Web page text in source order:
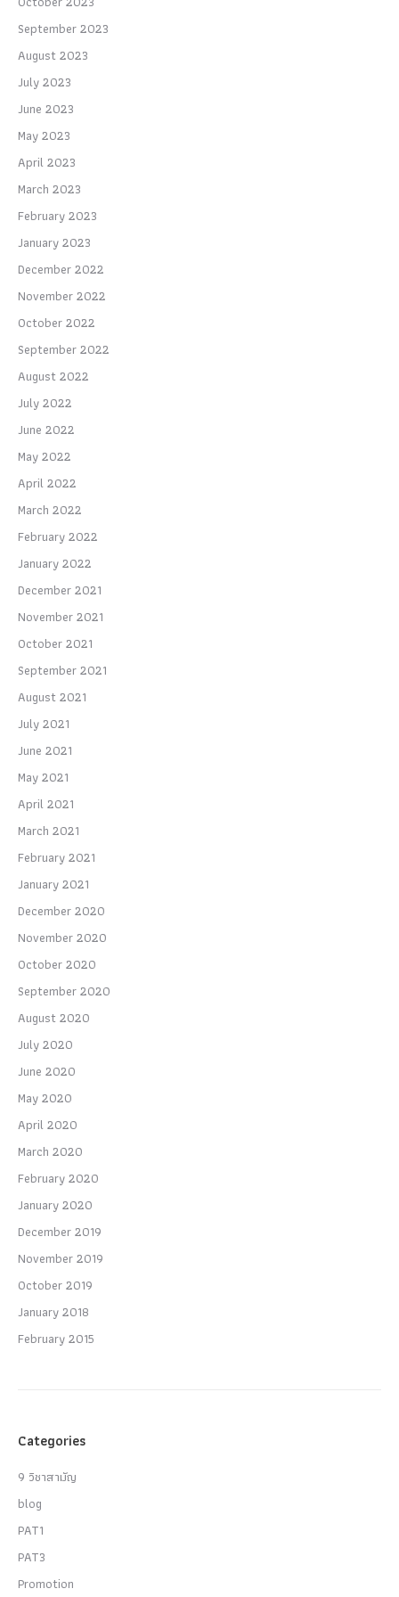
September 2023
August 2023
July 2023
June 2023
May 2023
April 2023
March 2023
February 2023
January 2023
December 2022
November 2022
October 2022
September 2022
August 2022
July 2022
June 2022
May 2022
April 2022
March 2022
February 2022
January 2022
December 2021
November 2021
October 2021
September 2021
August 2021
July 2021
June 2021
May 2021
April 2021
March 2021
February 2021
January 2021
December 2020
November 2020
October 2020
September 2020
August 2020
July 2020
June 2020
May 2020
April 2020
March 2020
February 2020
January 2020
December 2019
November 2019
October 2019
January 2018
February 2015
Categories
9 วิชาสามัญ
blog
PAT1
PAT3
Promotion